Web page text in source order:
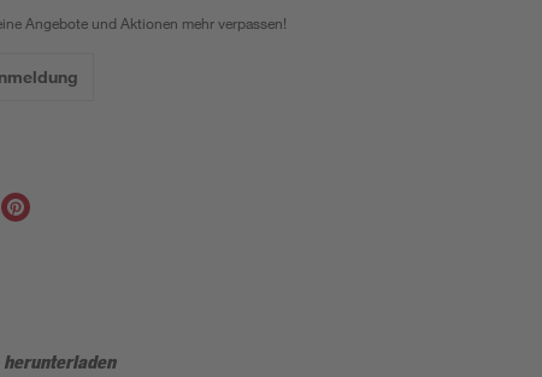
Angebote und Aktionen mehr verpassen!